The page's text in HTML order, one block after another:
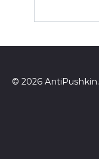
© 2026